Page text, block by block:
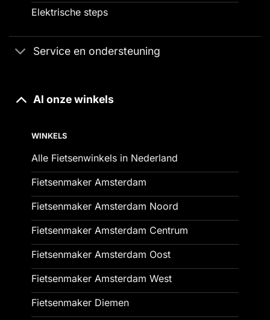
Elektrische steps
Service en ondersteuning
Al onze winkels
WINKELS
Alle Fietsenwinkels in Nederland
Fietsenmaker Amsterdam
Fietsenmaker Amsterdam Noord
Fietsenmaker Amsterdam Centrum
Fietsenmaker Amsterdam Oost
Fietsenmaker Amsterdam West
Fietsenmaker Diemen